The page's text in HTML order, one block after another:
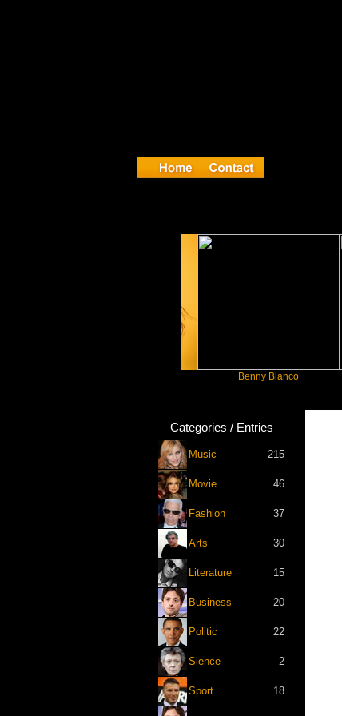
Benny Blanco
Categories / Entries
Music 215
Movie 46
Fashion 37
Arts 30
Literature 15
Business 20
Politic 22
Sience 2
Sport 18